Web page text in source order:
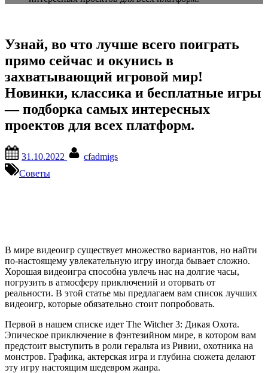
Узнай, во что лучше всего поиграть
прямо сейчас и окунись в
захватывающий игровой мир!
Новинки, классика и бесплатные игры
— подборка самых интересных
проектов для всех платформ.
on
31.10.2022
cfadmigs
Советы
В мире видеоигр существует множество вариантов, но найти
по-настоящему увлекательную игру иногда бывает сложно.
Хорошая видеоигра способна увлечь нас на долгие часы,
погрузить в атмосферу приключений и оторвать от
реальности. В этой статье мы предлагаем вам список лучших
видеоигр, которые обязательно стоит попробовать.
Первой в нашем списке идет The Witcher 3: Дикая Охота.
Эпическое приключение в фэнтезийном мире, в котором вам
предстоит выступить в роли геральта из Ривии, охотника на
монстров. Графика, актерская игра и глубина сюжета делают
эту игру настоящим шедевром жанра.